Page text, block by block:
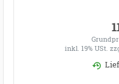
inkl. 19% USt.